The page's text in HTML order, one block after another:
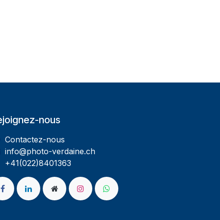
nous
Contactez-nous
info@photo-verdaine.ch​
​​+41(022)8401363